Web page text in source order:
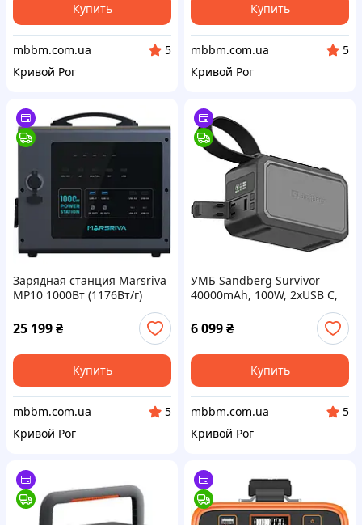
Купить
mbbm.com.ua
5
Кривой Рог
Купить
mbbm.com.ua
5
Кривой Рог
Зарядная станция Marsriva
MP10 1000Вт (1176Вт/г)
(MP10V2_MARSRIVA)
25 199₴
Купить
mbbm.com.ua
5
Кривой Рог
УМБ Sandberg Survivor
40000mAh, 100W, 2xUSB С,
сквозное питание, черный
421-14
6 099₴
Купить
mbbm.com.ua
5
Кривой Рог